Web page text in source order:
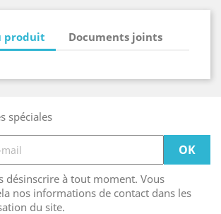
produit Documents joints
spéciales
désinscrire à tout moment. Vous
nos informations de contact dans les
du site.